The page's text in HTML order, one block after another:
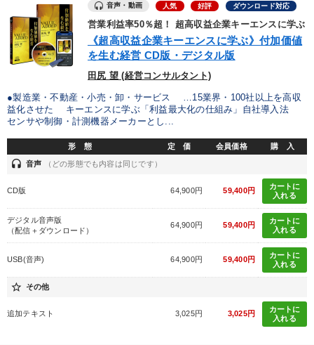
ondemand_video 経営音声・動画を探す refresh 更新する
全国経営者セミナー収録物以外の経営教材（全762タイトル）からお探
カテゴリー
【2026年7月】音声・映像ご案内商品 最新技術・トレンド
経営者のための《音声・動画で学ぶ》講演シリーズ
企業戦略に学ぶ 《強い財務を実践する経営者》講話４選
経済・景気・相場予測 147回春季大会
2026年夏季全国経営者セミナー収録講演ＣＤ・講演ＤＶＤ・デジ
音声・動画 人気 好評 ダウンロード対応
営業利益率50％超！ 超高収益企業キーエンスに学ぶ
《超高収益企業キーエンスに学ぶ》付加価値
を生む経営 CD版・デジタル版
田尻 望 (経営コンサルタント)
●製造業・不動産・小売・卸・サービス …15業界・100社以上を高収
益化させた キーエンスに学ぶ「利益最大化の仕組み」自社導入法
センサや制御・計測機器メーカーとし...
形 態 定 価 会員価格 購 入
headset 音声 （どの形態でも内容は同じです）
CD版 64,900円 59,400円
カートに
入れる
デジタル音声版
（配信＋ダウンロード）
64,900円 59,400円
カートに
入れる
USB(音声) 64,900円 59,400円
カートに
入れる
star_border その他
追加テキスト 3,025円 3,025円
カートに
入れる